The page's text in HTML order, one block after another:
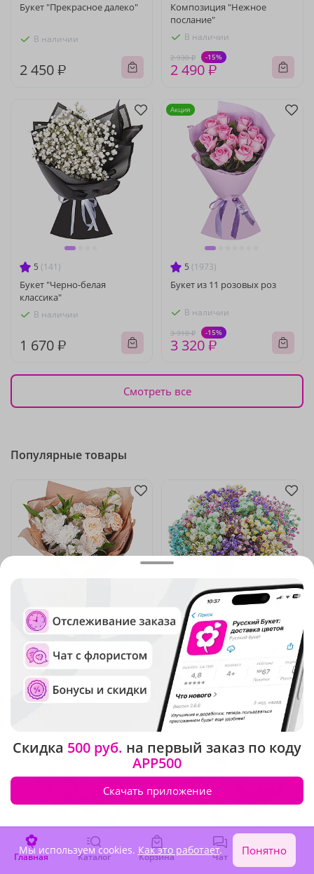
Букет "Прекрасное далеко"
В наличии
2 450 ₽
Композиция "Нежное
послание"
В наличии
2 930 ₽ -15%
2 490 ₽
5 (141)
Букет "Черно-белая
классика"
В наличии
1 670 ₽
5 (1973)
Букет из 11 розовых роз
В наличии
3 910 ₽ -15%
3 320 ₽
Акция
Смотреть все
Популярные товары
5(339)
Букет "Мгновения счастья"
В наличии
4.9(453)
Композиция "Звездочка"
В наличии
3 320 ₽
Главная Каталог Корзина Чат Войти
Скидка 500 руб. на первый заказ по коду
APP500
Скачать приложение
Мы используем cookies. Как это работает. Понятно